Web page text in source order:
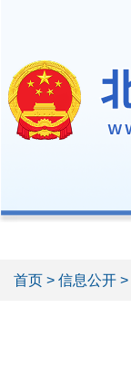
首页 > 信息公开 >